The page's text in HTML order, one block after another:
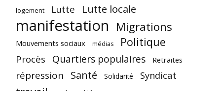
logement
Lutte Lutte locale
manifestation Migrations
Mouvements sociaux médias Politique
Procès Quartiers populaires Retraites
répression Santé Solidarité Syndicat